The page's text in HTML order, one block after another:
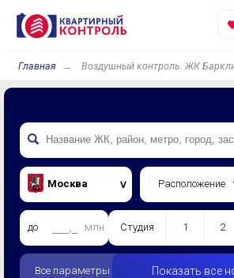
Главная Воздушный контроль. ЖК
Москва Расположение
до млн. Студия 1 2
Все параметры Показать все